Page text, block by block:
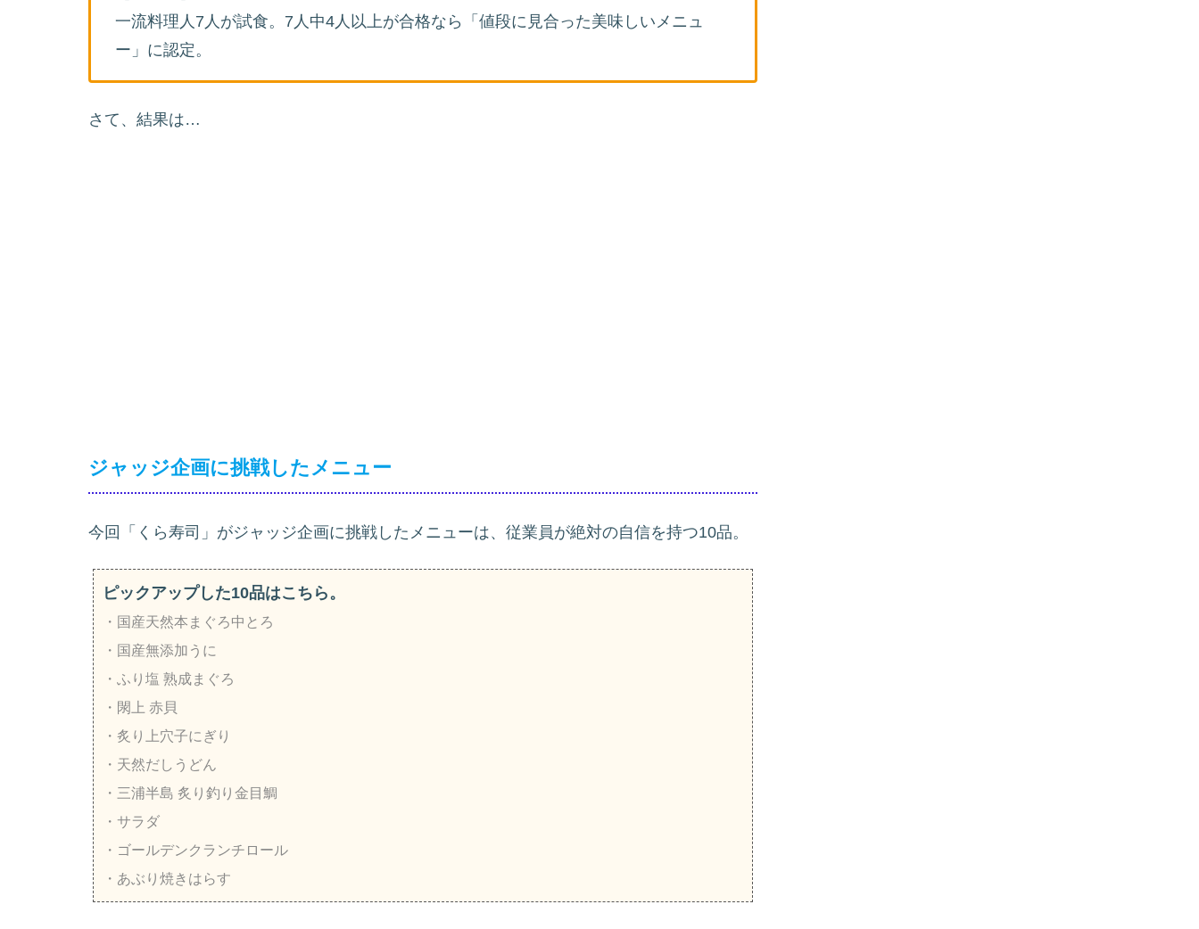
一流料理人7人が試食。7人中4人以上が合格なら「値段に見合った美味しいメニュ
ー」に認定。
さて、結果は…
ジャッジ企画に挑戦したメニュー
今回「くら寿司」がジャッジ企画に挑戦したメニューは、従業員が絶対の自信を持つ10品。
ピックアップした10品はこちら。
・国産天然本まぐろ中とろ
・国産無添加うに
・ふり塩 熟成まぐろ
・閖上 赤貝
・炙り上穴子にぎり
・天然だしうどん
・三浦半島 炙り釣り金目鯛
・サラダ
・ゴールデンクランチロール
・あぶり焼きはらす